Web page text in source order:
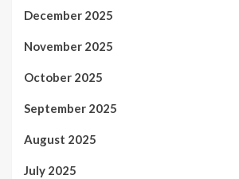
December 2025
November 2025
October 2025
September 2025
August 2025
July 2025